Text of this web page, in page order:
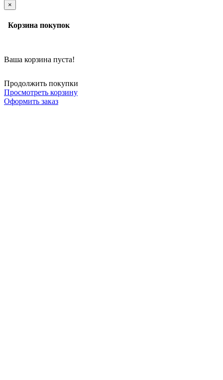
×
Корзина покупок
Ваша корзина пуста!
Продолжить покупки
Просмотреть корзину
Оформить заказ